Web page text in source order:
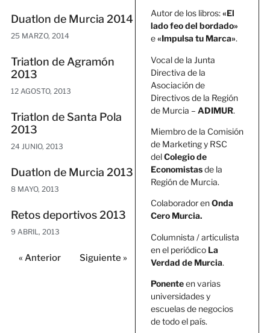
Duatlon de Murcia 2014
25 MARZO, 2014
Triatlon de Agramón
2013
12 AGOSTO, 2013
Triatlon de Santa Pola
2013
24 JUNIO, 2013
Duatlon de Murcia 2013
8 MAYO, 2013
Retos deportivos 2013
9 ABRIL, 2013
« Anterior Siguiente »
Autor de los libros:«El
lado feo del bordado»
e«Impulsa tu Marca».
Vocal de la Junta
Directiva de la
Asociación de
Directivos de la Región
de Murcia – ADIMUR.
Miembro de la Comisión
de Marketing y RSC
delColegio de
Economistasde la
Región de Murcia.
Colaborador enOnda
Cero Murcia.
Columnista / articulista
en el periódico La
Verdad de Murcia.
Ponenteen varias
universidades y
escuelas de negocios
de todo el país.